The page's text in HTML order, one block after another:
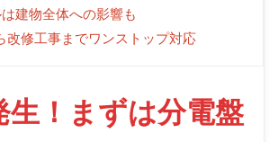
建物全体への影響も
修工事までワンストップ対応
生！まずは分電盤